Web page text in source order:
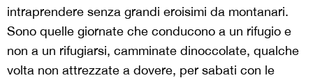
intraprendere senza grandi eroisimi da montanari.
Sono quelle giornate che conducono a un rifugio e
non a un rifugiarsi, camminate dinoccolate, qualche
volta non attrezzate a dovere, per sabati con le